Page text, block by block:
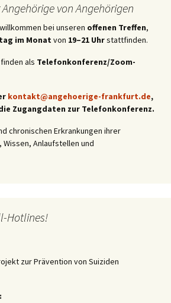
von Angehörigen
bei unseren offenen Treffen,
im Monat von 19–21 Uhrstattfinden.
als Telefonkonferenz/Zoom-
kontakt@angehoerige-frankfurt.de,
Zugangdaten zur Telefonkonferenz.
chronischen Erkrankungen ihrer
Anlaufstellen und
Hotlines!
zur Prävention von Suiziden